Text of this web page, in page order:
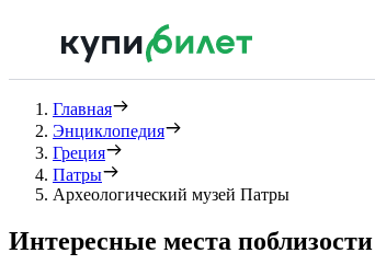
Главная
Энциклопедия
Греция
Патры
Археологический музей Патры
Интересные места поблизости